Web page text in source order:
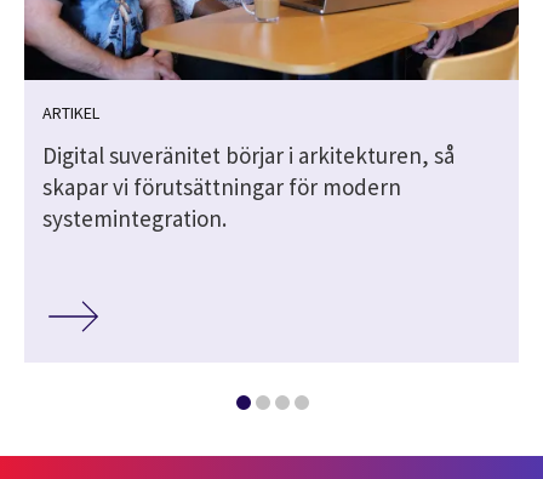
ARTIKEL
Digital suveränitet börjar i arkitekturen, så
skapar vi förutsättningar för modern
systemintegration.